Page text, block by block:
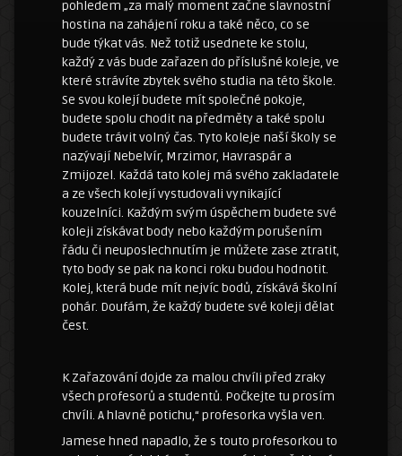
pohledem „za malý moment začne slavnostní
hostina na zahájení roku a také něco, co se
bude týkat vás. Než totiž usednete ke stolu,
každý z vás bude zařazen do příslušné koleje, ve
které strávíte zbytek svého studia na této škole.
Se svou kolejí budete mít společné pokoje,
budete spolu chodit na předměty a také spolu
budete trávit volný čas. Tyto koleje naší školy se
nazývají Nebelvír, Mrzimor, Havraspár a
Zmijozel. Každá tato kolej má svého zakladatele
a ze všech kolejí vystudovali vynikající
kouzelníci. Každým svým úspěchem budete své
koleji získávat body nebo každým porušením
řádu či neuposlechnutím je můžete zase ztratit,
tyto body se pak na konci roku budou hodnotit.
Kolej, která bude mít nejvíc bodů, získává školní
pohár. Doufám, že každý budete své koleji dělat
čest.
K Zařazování dojde za malou chvíli před zraky
všech profesorů a studentů. Počkejte tu prosím
chvíli. A hlavně potichu,“ profesorka vyšla ven.
Jamese hned napadlo, že s touto profesorkou to